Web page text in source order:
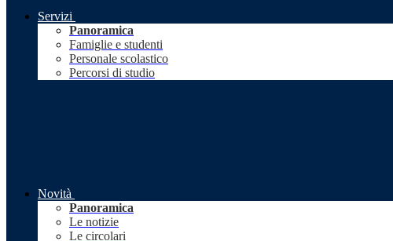
Servizi
Panoramica
Famiglie e studenti
Personale scolastico
Percorsi di studio
Novità
Panoramica
Le notizie
Le circolari